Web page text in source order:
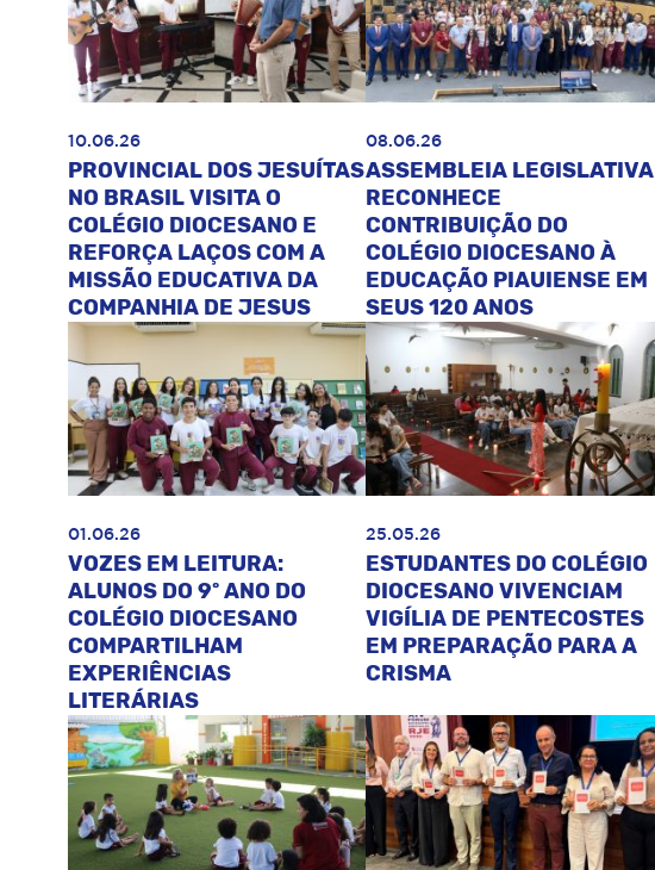
10.06.26
PROVINCIAL DOS JESUÍTAS
NO BRASIL VISITA O
COLÉGIO DIOCESANO E
REFORÇA LAÇOS COM A
MISSÃO EDUCATIVA DA
COMPANHIA DE JESUS
08.06.26
ASSEMBLEIA LEGISLATIVA
RECONHECE
CONTRIBUIÇÃO DO
COLÉGIO DIOCESANO À
EDUCAÇÃO PIAUIENSE EM
SEUS 120 ANOS
01.06.26
VOZES EM LEITURA:
ALUNOS DO 9º ANO DO
COLÉGIO DIOCESANO
COMPARTILHAM
EXPERIÊNCIAS
LITERÁRIAS
25.05.26
ESTUDANTES DO COLÉGIO
DIOCESANO VIVENCIAM
VIGÍLIA DE PENTECOSTES
EM PREPARAÇÃO PARA A
CRISMA